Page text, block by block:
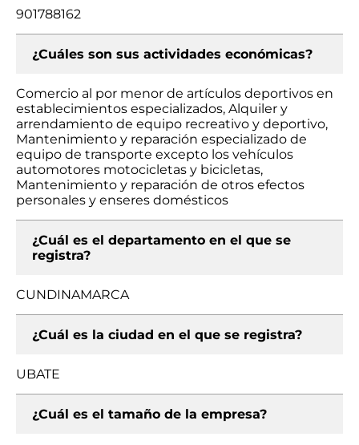
901788162
¿Cuáles son sus actividades económicas?
Comercio al por menor de artículos deportivos en
establecimientos especializados, Alquiler y
arrendamiento de equipo recreativo y deportivo,
Mantenimiento y reparación especializado de
equipo de transporte excepto los vehículos
automotores motocicletas y bicicletas,
Mantenimiento y reparación de otros efectos
personales y enseres domésticos
¿Cuál es el departamento en el que se
registra?
CUNDINAMARCA
¿Cuál es la ciudad en el que se registra?
UBATE
¿Cuál es el tamaño de la empresa?